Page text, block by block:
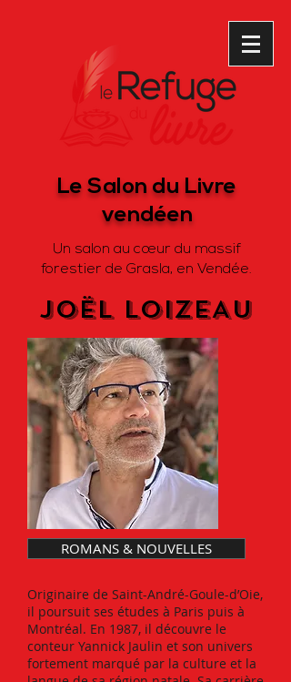
Le Salon du Livre
vendéen
Un salon au cœur du massif
forestier de Grasla, en Vendée.
Joël LOIZEAU
ROMANS & NOUVELLES
Originaire de Saint-André-Goule-d’Oie,
il poursuit ses études à Paris puis à
Montréal. En 1987, il découvre le
conteur Yannick Jaulin et son univers
fortement marqué par la culture et la